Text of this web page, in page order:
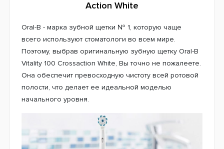
Action White
Oral-B - марка зубной щетки № 1, которую чаще
всего используют стоматологи во всем мире.
Поэтому, выбрав оригинальную зубную щетку Oral-B
Vitality 100 Crossaction White, Вы точно не пожалеете.
Она обеспечит превосходную чистоту всей ротовой
полости, что делает ее идеальной моделью
начального уровня.